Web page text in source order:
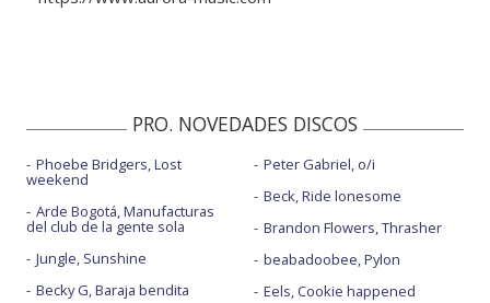
PRO. NOVEDADES DISCOS
Phoebe Bridgers, Lost
weekend
Arde Bogotá, Manufacturas
del club de la gente sola
Jungle, Sunshine
Becky G, Baraja bendita
Peter Gabriel, o/i
Beck, Ride lonesome
Brandon Flowers, Thrasher
beabadoobee, Pylon
Eels, Cookie happened